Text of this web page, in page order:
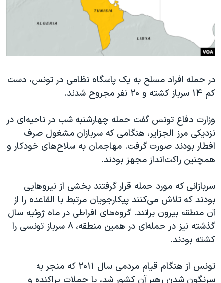
حقوق شهروندی
اقتصادی
اسرائیل در جنگ
گالری عکس
آرشیو پخش زنده
انتخابات ریاست جمهوری آمریکا ۲۰۲۴
حمله جمهوری اسلامی به اسرائیل
ورزش زنان در ایران
اعتراضات زن، زندگی، آزادی
مجموعه مستندهای دادخواهی
تریبونال مردمی آبان ۹۸
دادگاه حمید نوری
قانون شفافیت دارائی کادر رهبری ایران
اعتراضات مردمی آبان ۹۸
اسرائیل در جنگ
نرگس محمدی برنده جایزه نوبل صلح
صفحه‌های ویژه
زبانهای مختلف
در حمله افراد مسلح به یک پاسگاه نظامی در تونس، دست
کم ۱۴ سرباز کشته و ۲۰ نفر مجروح شدند.
وزارت دفاع تونس گفت حمله چهارشنبه شب در ناحیه‌ای در
نزدیکی مرز الجزایر، هنگامی که سربازان مشغول صرف
افطار بودند صورت گرفت. مهاجمان به سلاح‌های خودکار و
همچنین راکت‌انداز مجهز بودند.
سربازانی که مورد حمله قرار گرفتند بخشی از نیروهایی
بودند که تلاش می‌کنند پیکارجویان مرتبط با القاعده را از
آن منطقه بیرون برانند. گروه‌های افراطی در ماه ژوئیه سال
گذشته نیز در حمله‌ای در همین منطقه، ۸ سرباز تونسی را
کشته بودند.
تونس از هنگام قیام مردمی سال ۲۰۱۱ که منجر به
سرنگون شدن رهبر آن کشور شد، با حملات پراکنده و